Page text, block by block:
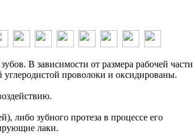
В зависимости от размера рабочей части
проволоки и оксидированы.
либо зубного протеза в процессе его
лаки.